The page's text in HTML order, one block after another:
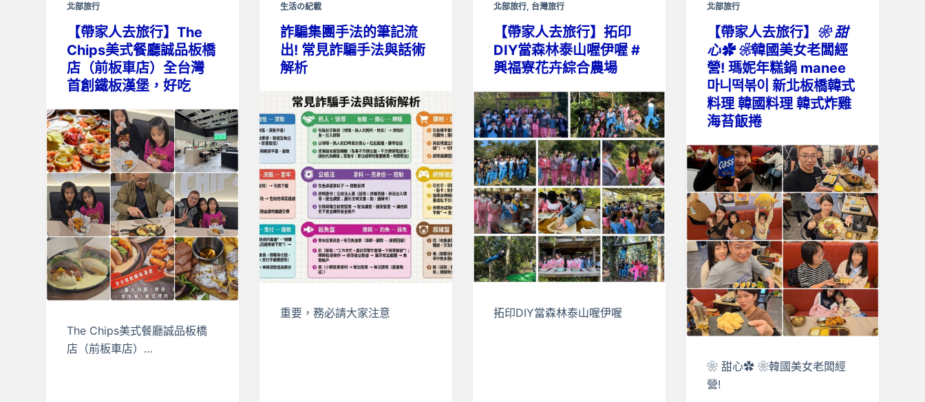
北部旅行
【帶家人去旅行】The
Chips美式餐廳誠品板橋
店（前板車店）全台灣
首創鐵板漢堡，好吃
The Chips美式餐廳誠品板橋
店（前板車店）…
生活の紀載
詐騙集團手法的筆記流
出! 常見詐騙手法與話術
解析
重要，務必請大家注意
北部旅行, 台灣旅行
【帶家人去旅行】拓印
DIY當森林泰山喔伊喔 #
興福寮花卉綜合農場
拓印DIY當森林泰山喔伊喔
北部旅行
【帶家人去旅行】 ❀ 甜
心✿ ❀韓國美女老闆經
營! 瑪妮年糕鍋 manee
마니떡볶이 新北板橋韓式
料理 韓國料理 韓式炸雞
海苔飯捲
❀ 甜心✿ ❀韓國美女老闆經
營!